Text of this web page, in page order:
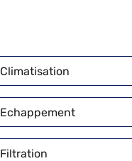
Climatisation
Echappement
Filtration